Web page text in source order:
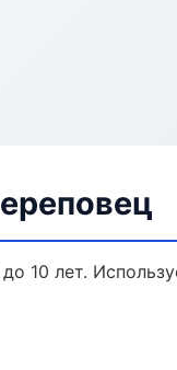
10 лет.